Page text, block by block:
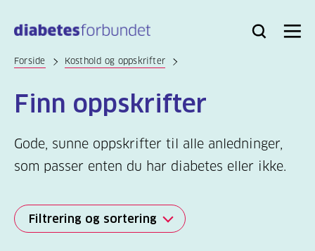
hovedinnhold
Bli
Logg
Søk Meny
Forside Kosthold og oppskrifter
Finn oppskrifter
Gode, sunne oppskrifter til alle anledninger,
som passer enten du har diabetes eller ikke.
Filtrering og sortering